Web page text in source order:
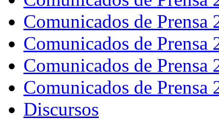
Comunicados de Prensa
Comunicados de Prensa
Comunicados de Prensa
Comunicados de Prensa
Discursos